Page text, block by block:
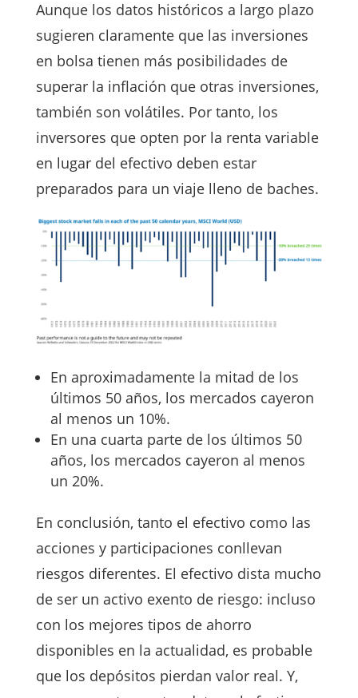
Aunque los datos históricos a largo plazo
sugieren claramente que las inversiones
en bolsa tienen más posibilidades de
superar la inflación que otras inversiones,
también son volátiles. Por tanto, los
inversores que opten por la renta variable
en lugar del efectivo deben estar
preparados para un viaje lleno de baches.
En aproximadamente la mitad de los
últimos 50 años, los mercados cayeron
al menos un 10%.
En una cuarta parte de los últimos 50
años, los mercados cayeron al menos
un 20%.
En conclusión, tanto el efectivo como las
acciones y participaciones conllevan
riesgos diferentes. El efectivo dista mucho
de ser un activo exento de riesgo: incluso
con los mejores tipos de ahorro
disponibles en la actualidad, es probable
que los depósitos pierdan valor real. Y,